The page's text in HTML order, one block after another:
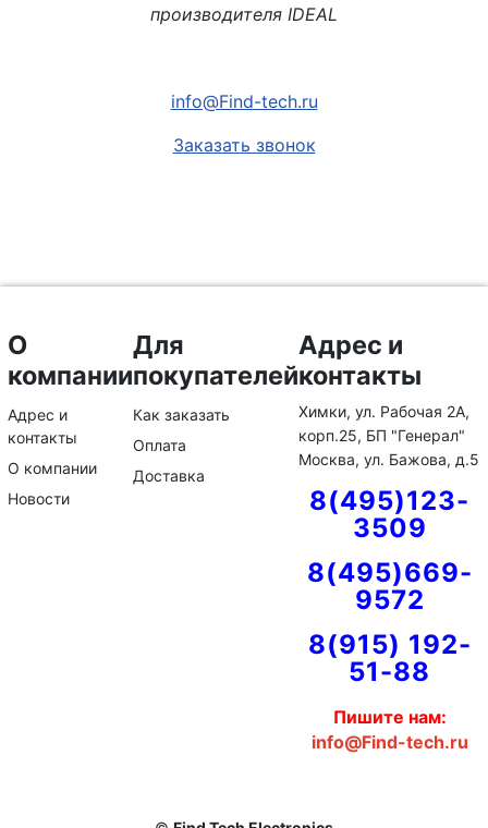
производителя IDEAL
info@Find-tech.ru
Заказать звонок
О
компании
Адрес и
контакты
О компании
Новости
Для
покупателей
Как заказать
Оплата
Доставка
Адрес и
контакты
Химки, ул. Рабочая 2А,
корп.25, БП "Генерал"
Москва, ул. Бажова, д.5
8(495)123-
3509
8(495)669-
9572
8(915) 192-
51-88
Пишите нам:
info@Find-tech.ru